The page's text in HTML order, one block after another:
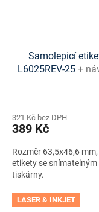
Samolepicí
L6025REV-25 +
321 Kč bez DPH
389 Kč
Rozměr 63,5x46,6
etikety se
tiskárny.
LASER & INKJET